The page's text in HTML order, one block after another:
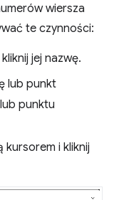
wiersza
te czynności:
jej nazwę.
lub punkt
punktu
kursorem i kliknij